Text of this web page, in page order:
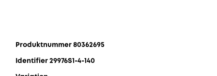
Produktnummer 80362695
Identifier 29976S1-4-140